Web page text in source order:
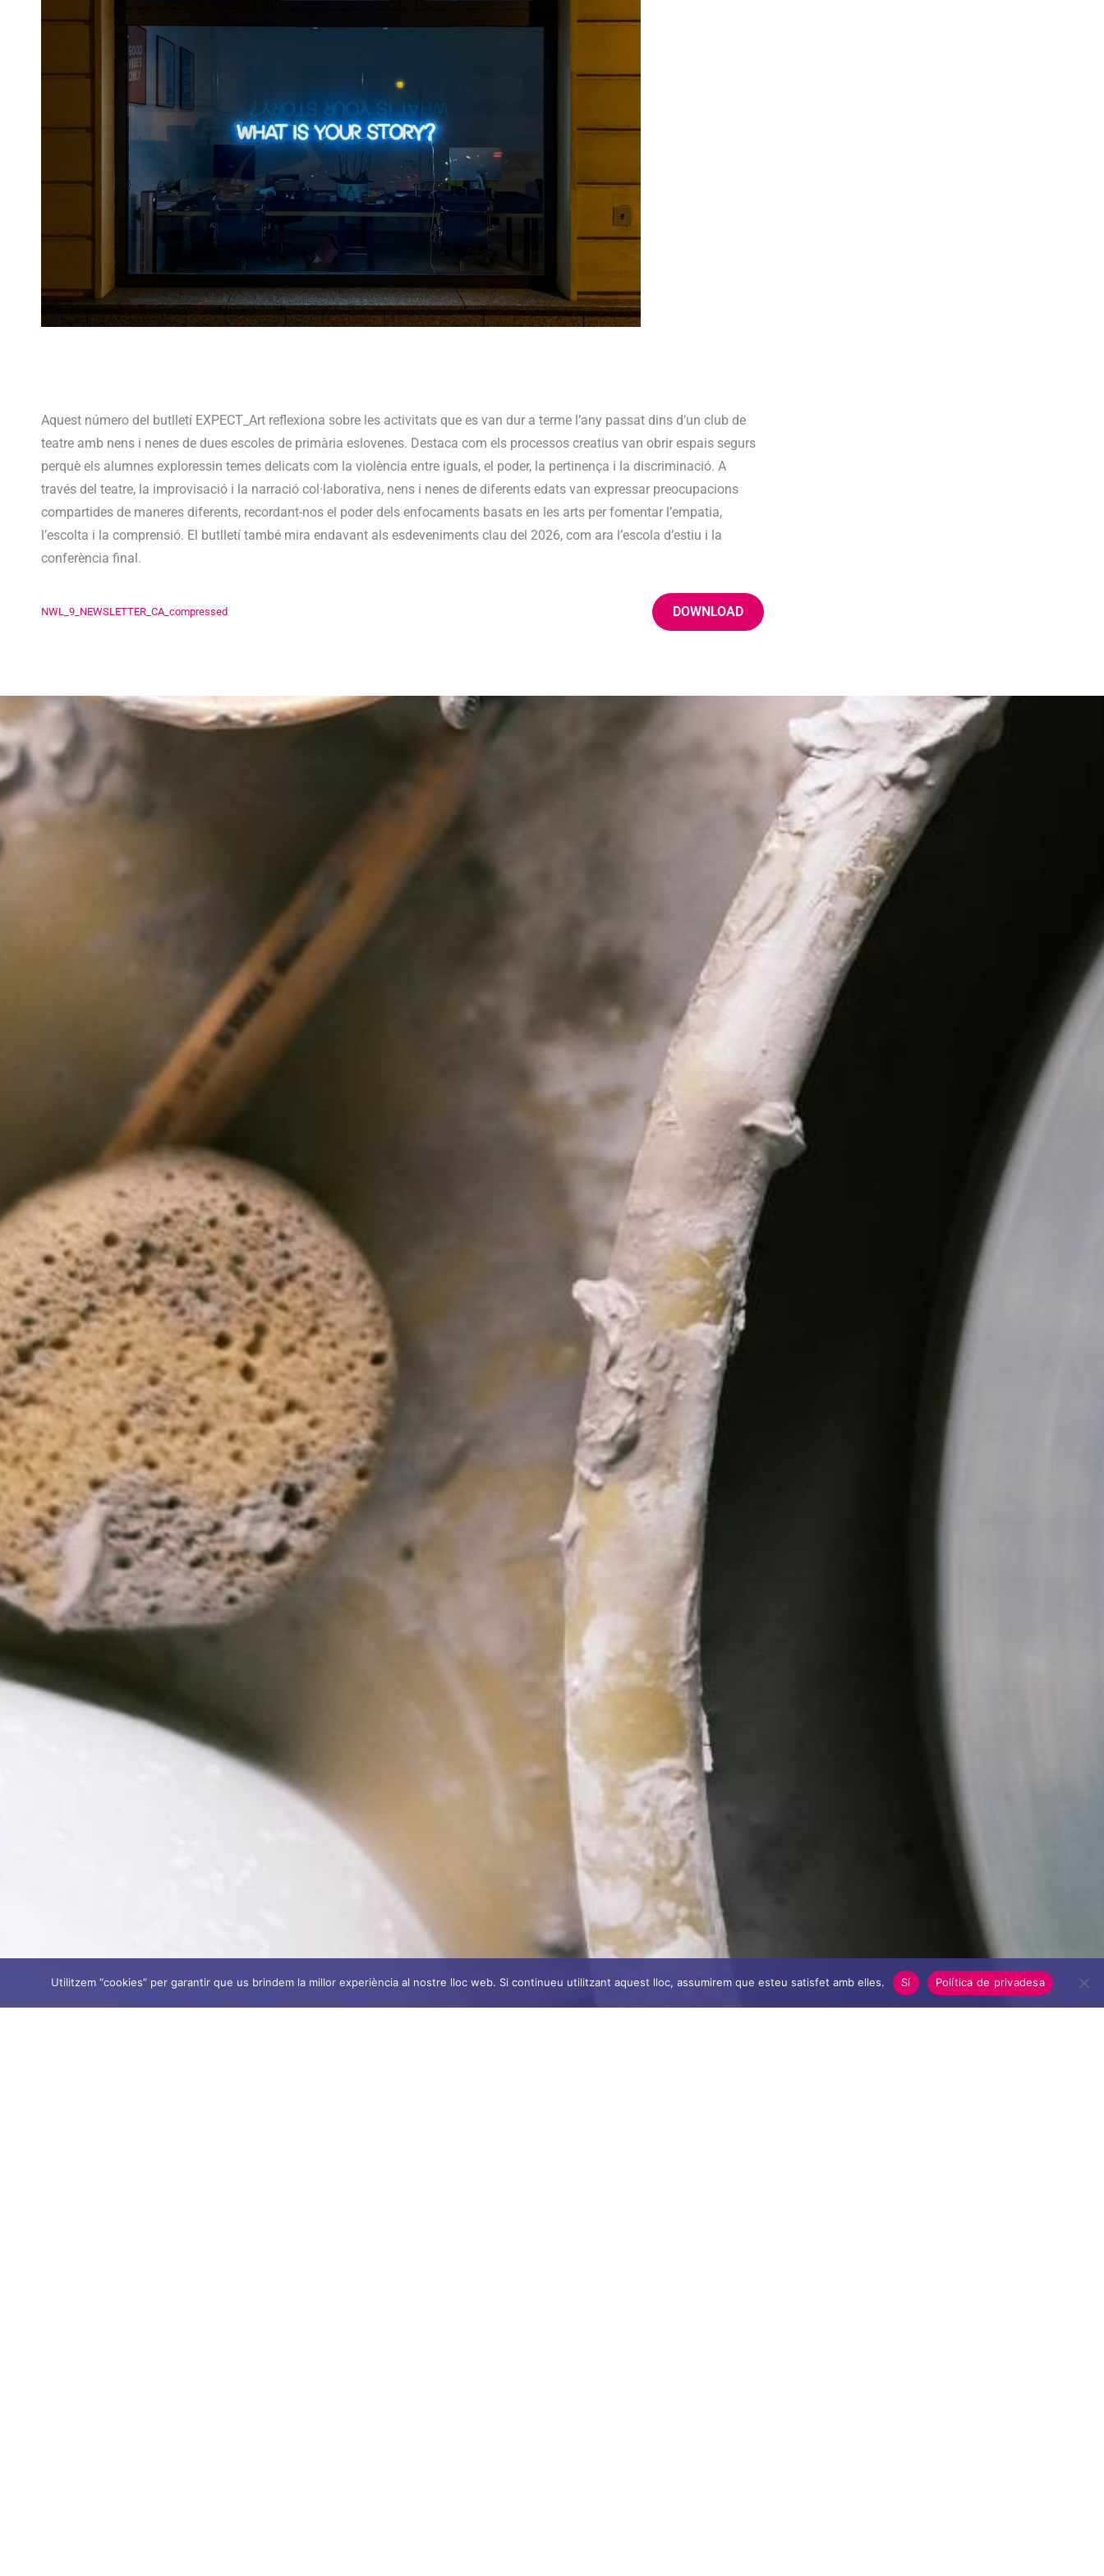
Aquest número del butlletí EXPECT_Art reflexiona sobre les activitats que es van dur a terme l’any passat dins d’un club de
teatre amb nens i nenes de dues escoles de primària eslovenes. Destaca com els processos creatius van obrir espais segurs
perquè els alumnes exploressin temes delicats com la violència entre iguals, el poder, la pertinença i la discriminació. A
través del teatre, la improvisació i la narració col·laborativa, nens i nenes de diferents edats van expressar preocupacions
compartides de maneres diferents, recordant-nos el poder dels enfocaments basats en les arts per fomentar l’empatia,
l’escolta i la comprensió. El butlletí també mira endavant als esdeveniments clau del 2026, com ara l’escola d’estiu i la
conferència final.
NWL_9_NEWSLETTER_CA_compressed DOWNLOAD
Utilitzem “cookies” per garantir que us brindem la millor experiència al nostre lloc web. Si continueu utilitzant aquest lloc, assumirem que esteu satisfet amb elles. Sí Política de privadesa